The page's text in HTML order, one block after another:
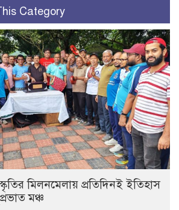
Category
মিলনমেলায় প্রতিদিনই ইতিহাস
মঞ্চ